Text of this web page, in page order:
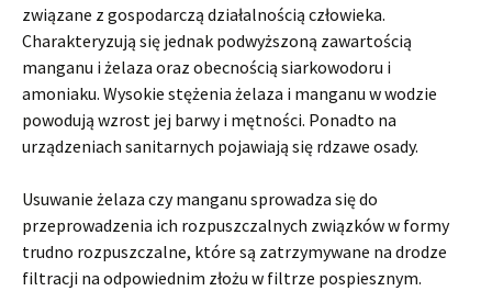
związane z gospodarczą działalnością człowieka.
Charakteryzują się jednak podwyższoną zawartością
manganu i żelaza oraz obecnością siarkowodoru i
amoniaku. Wysokie stężenia żelaza i manganu w wodzie
powodują wzrost jej barwy i mętności. Ponadto na
urządzeniach sanitarnych pojawiają się rdzawe osady.
Usuwanie żelaza czy manganu sprowadza się do
przeprowadzenia ich rozpuszczalnych związków w formy
trudno rozpuszczalne, które są zatrzymywane na drodze
filtracji na odpowiednim złożu w filtrze pospiesznym.